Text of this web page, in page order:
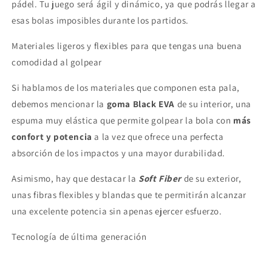
pádel. Tu juego será ágil y dinámico, ya que podrás llegar a
esas bolas imposibles durante los partidos.
Materiales ligeros y flexibles para que tengas una buena
comodidad al golpear
Si hablamos de los materiales que componen esta pala,
debemos mencionar la goma Black EVA de su interior, una
espuma muy elástica que permite golpear la bola con más
confort y potencia a la vez que ofrece una perfecta
absorción de los impactos y una mayor durabilidad.
Asimismo, hay que destacar la Soft Fiberde su exterior,
unas fibras flexibles y blandas que te permitirán alcanzar
una excelente potencia sin apenas ejercer esfuerzo.
Tecnología de última generación